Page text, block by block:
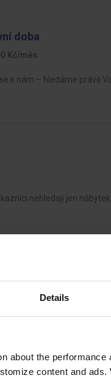
Details
about the
content and
doba
Kč/měs
k nám – hledáme právě
nehledají jen
procesy, řídit